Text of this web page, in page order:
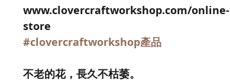
www.clovercraftworkshop.com/online-
store
#clovercraftworkshop產品
不老的花，長久不枯萎。